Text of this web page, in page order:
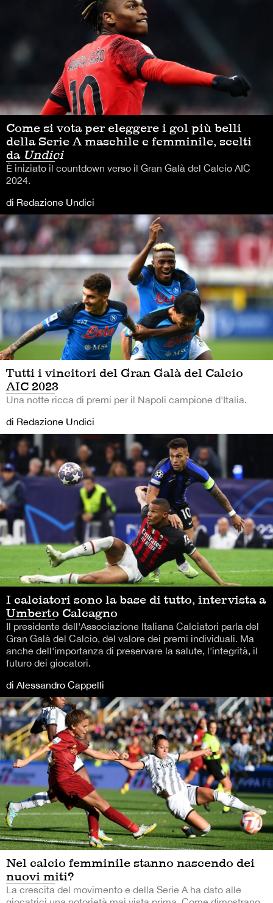
Come si vota per eleggere i gol più belli
della Serie A maschile e femminile, scelti
da Undici
È iniziato il countdown verso il Gran Galà del Calcio AIC
2024.
di Redazione Undici
Tutti i vincitori del Gran Galà del Calcio
AIC 2023
Una notte ricca di premi per il Napoli campione d'Italia.
di Redazione Undici
I calciatori sono la base di tutto, intervista a
Umberto Calcagno
Il presidente dell'Associazione Italiana Calciatori parla del
Gran Galà del Calcio, del valore dei premi individuali. Ma
anche dell'importanza di preservare la salute, l'integrità, il
futuro dei giocatori.
di Alessandro Cappelli
Nel calcio femminile stanno nascendo dei
nuovi miti?
La crescita del movimento e della Serie A ha dato alle